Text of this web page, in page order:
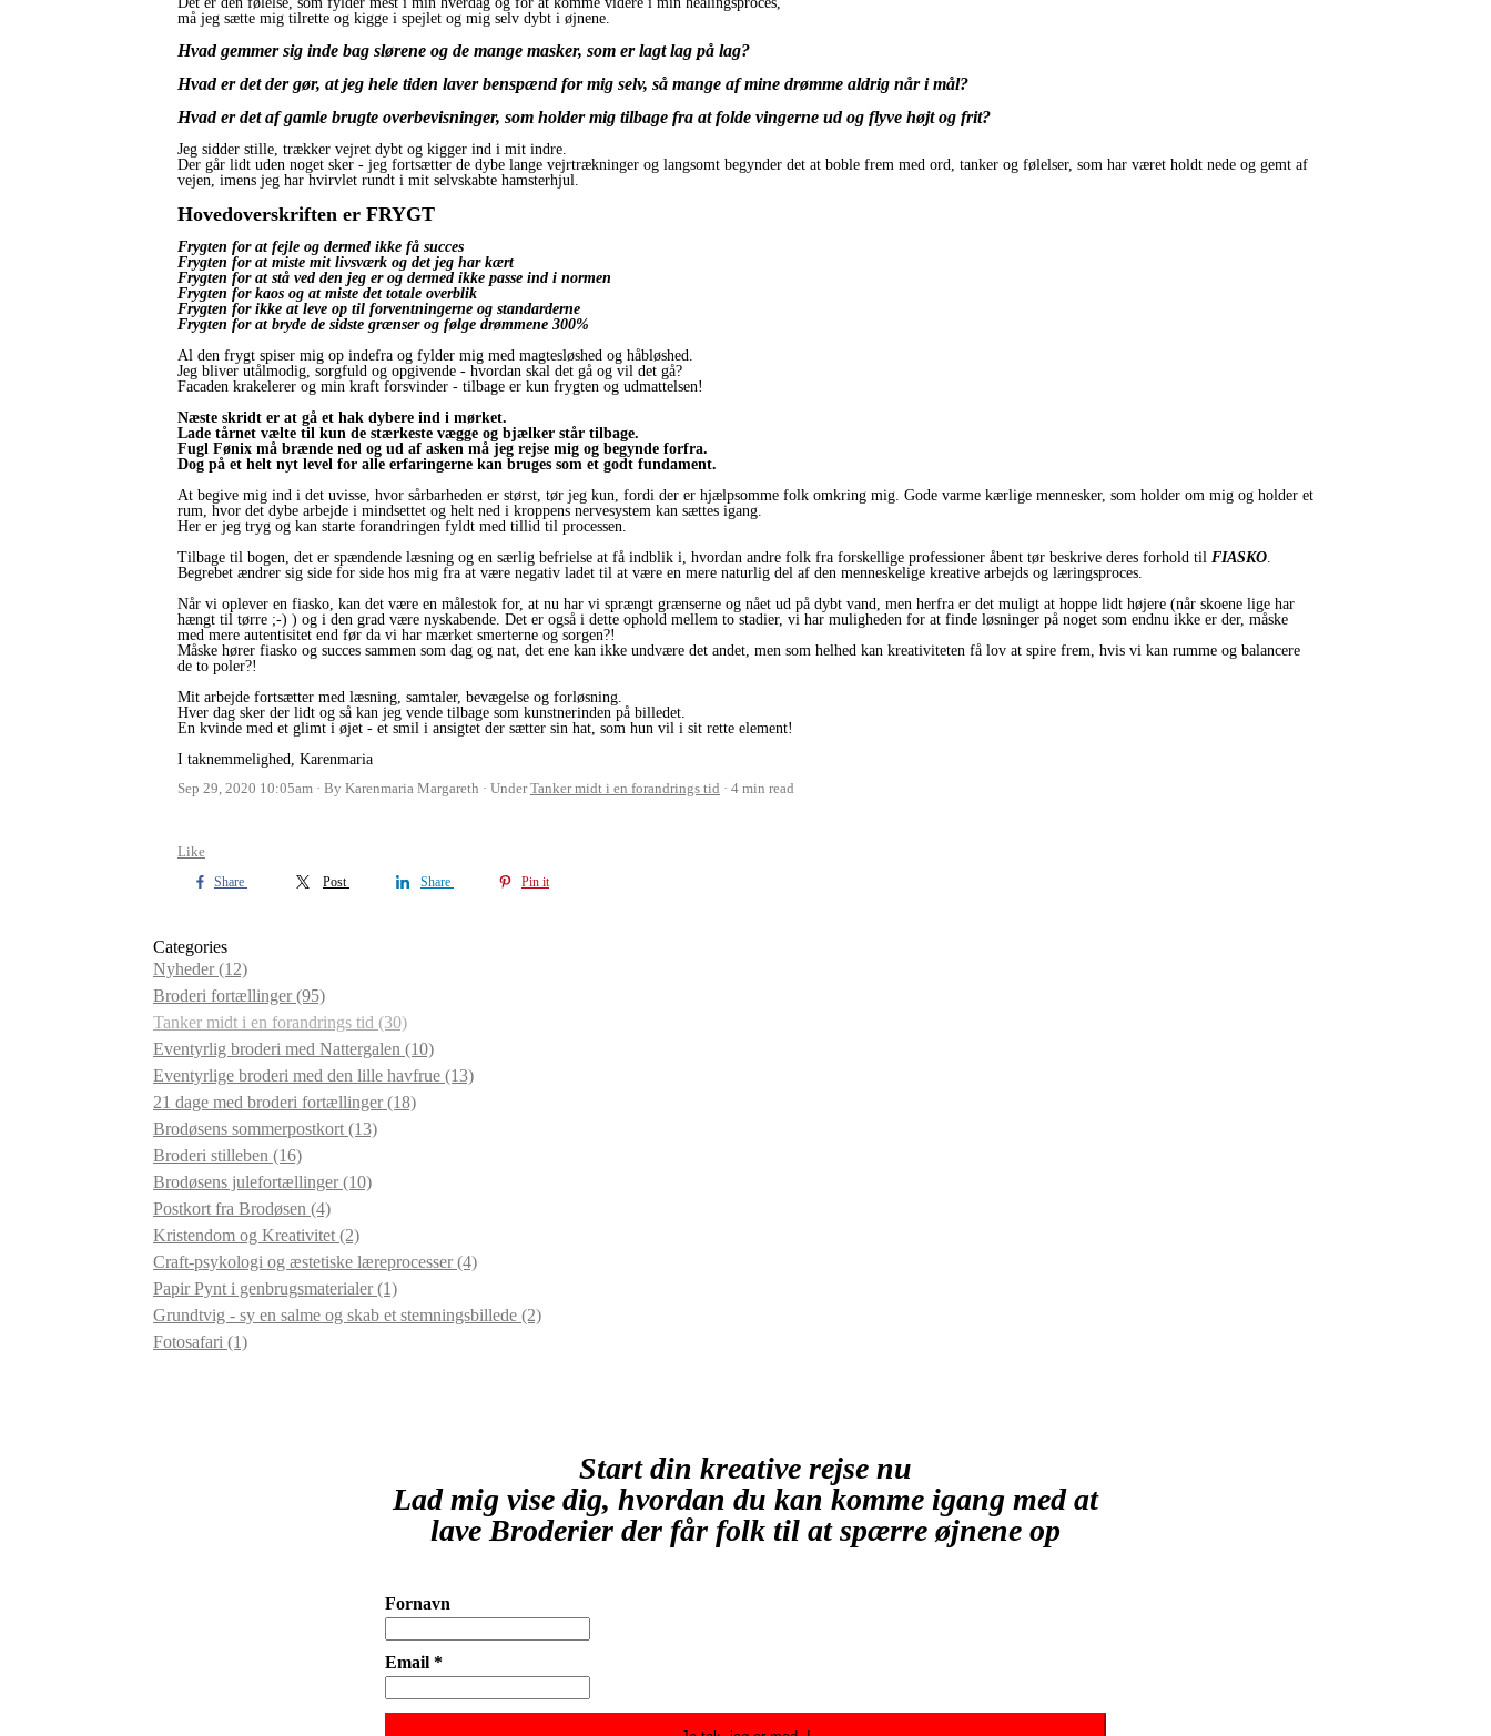
må jeg sætte mig tilrette og kigge i spejlet og mig selv dybt i øjnene.
Hvad gemmer sig inde bag slørene og de mange masker, som er lagt lag på lag?
Hvad er det der gør, at jeg hele tiden laver benspænd for mig selv, så mange af mine drømme aldrig når i mål?
Hvad er det af gamle brugte overbevisninger, som holder mig tilbage fra at folde vingerne ud og flyve højt og frit?
Jeg sidder stille, trækker vejret dybt og kigger ind i mit indre.
Der går lidt uden noget sker - jeg fortsætter de dybe lange vejrtrækninger og langsomt begynder det at boble frem med ord, tanker og følelser, som har været holdt nede og gemt af
vejen, imens jeg har hvirvlet rundt i mit selvskabte hamsterhjul.
Hovedoverskriften er FRYGT
Frygten for at fejle og dermed ikke få succes
Frygten for at miste mit livsværk og det jeg har kært
Frygten for at stå ved den jeg er og dermed ikke passe ind i normen
Frygten for kaos og at miste det totale overblik
Frygten for ikke at leve op til forventningerne og standarderne
Frygten for at bryde de sidste grænser og følge drømmene 300%
Al den frygt spiser mig op indefra og fylder mig med magtesløshed og håbløshed.
Jeg bliver utålmodig, sorgfuld og opgivende - hvordan skal det gå og vil det gå?
Facaden krakelerer og min kraft forsvinder - tilbage er kun frygten og udmattelsen!
Næste skridt er at gå et hak dybere ind i mørket.
Lade tårnet vælte til kun de stærkeste vægge og bjælker står tilbage.
Fugl Fønix må brænde ned og ud af asken må jeg rejse mig og begynde forfra.
Dog på et helt nyt level for alle erfaringerne kan bruges som et godt fundament.
At begive mig ind i det uvisse, hvor sårbarheden er størst, tør jeg kun, fordi der er hjælpsomme folk omkring mig. Gode varme kærlige mennesker, som holder om mig og holder et
rum, hvor det dybe arbejde i mindsettet og helt ned i kroppens nervesystem kan sættes igang.
Her er jeg tryg og kan starte forandringen fyldt med tillid til processen.
Tilbage til bogen, det er spændende læsning og en særlig befrielse at få indblik i, hvordan andre folk fra forskellige professioner åbent tør beskrive deres forhold til FIASKO.
Begrebet ændrer sig side for side hos mig fra at være negativ ladet til at være en mere naturlig del af den menneskelige kreative arbejds og læringsproces.
Når vi oplever en fiasko, kan det være en målestok for, at nu har vi sprængt grænserne og nået ud på dybt vand, men herfra er det muligt at hoppe lidt højere (når skoene lige har
hængt til tørre ;-) ) og i den grad være nyskabende. Det er også i dette ophold mellem to stadier, vi har muligheden for at finde løsninger på noget som endnu ikke er der, måske
med mere autentisitet end før da vi har mærket smerterne og sorgen?!
Måske hører fiasko og succes sammen som dag og nat, det ene kan ikke undvære det andet, men som helhed kan kreativiteten få lov at spire frem, hvis vi kan rumme og balancere
de to poler?!
Mit arbejde fortsætter med læsning, samtaler, bevægelse og forløsning.
Hver dag sker der lidt og så kan jeg vende tilbage som kunstnerinden på billedet.
En kvinde med et glimt i øjet - et smil i ansigtet der sætter sin hat, som hun vil i sit rette element!
I taknemmelighed, Karenmaria
Sep 29, 2020 10:05am
By Karenmaria Margareth UnderTanker midt i en forandrings tid 4 min read
Like
Share Post Share Pin it
Categories
Nyheder(12)
Broderi fortællinger(95)
Tanker midt i en forandrings tid (30)
Eventyrlig broderi med Nattergalen (10)
Eventyrlige broderi med den lille havfrue (13)
21 dage med broderi fortællinger(18)
Brodøsens sommerpostkort (13)
Broderi stilleben (16)
Brodøsens julefortællinger(10)
Postkort fra Brodøsen (4)
Kristendom og Kreativitet (2)
Craft-psykologi og æstetiske læreprocesser(4)
Papir Pynt i genbrugsmaterialer(1)
Grundtvig - sy en salme og skab et stemningsbillede (2)
Fotosafari (1)
Start din kreative rejse nu
Lad mig vise dig, hvordan du kan komme igang med at
lave Broderier der får folk til at spærre øjnene op
Fornavn
Email *